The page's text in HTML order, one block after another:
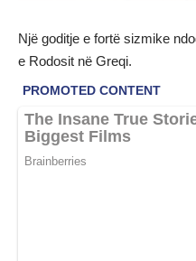
Një goditje e fortë sizmike
e Rodosit në Greqi.